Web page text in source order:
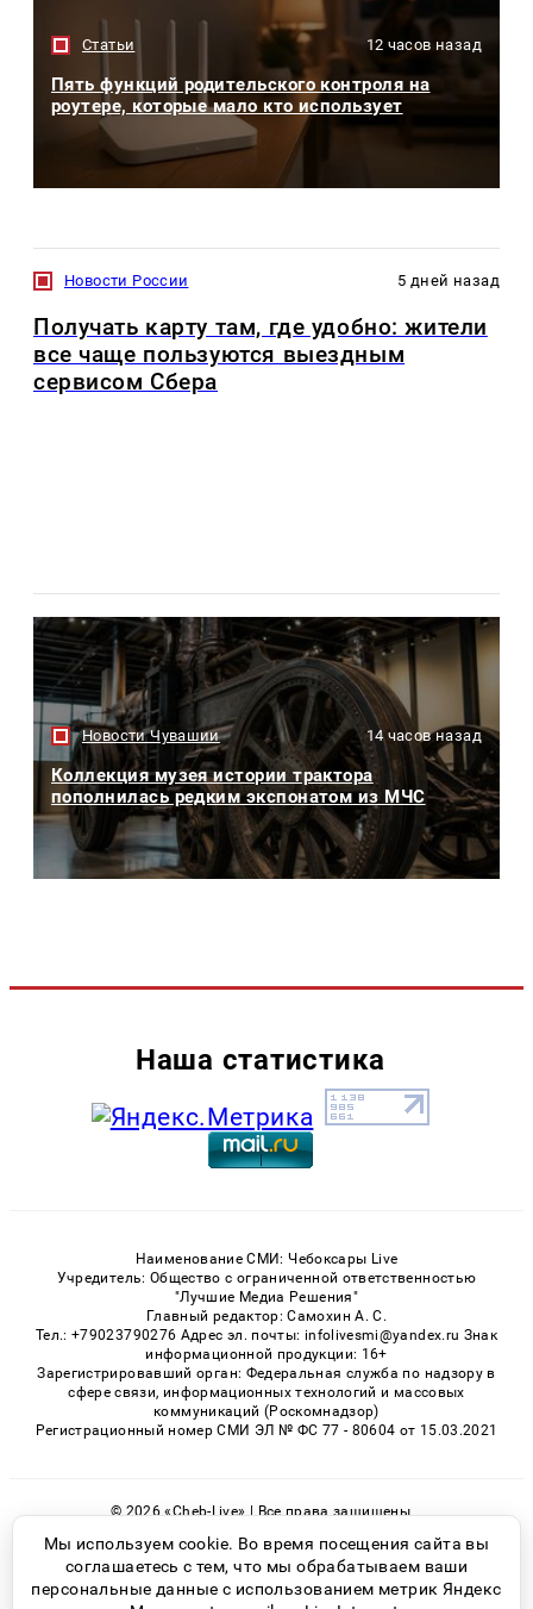
Статьи 12 часов назад
Пять функций родительского контроля на
роутере, которые мало кто использует
Новости России 5 дней назад
Получать карту там, где удобно: жители
все чаще пользуются выездным
сервисом Сбера
Новости Чувашии 14 часов назад
Коллекция музея истории трактора
пополнилась редким экспонатом из МЧС
Наша статистика
Наименование СМИ: Чебоксары Live
Учредитель: Общество с ограниченной ответственностью
"Лучшие Медиа Решения"
Главный редактор: Самохин А. С.
Тел.: +79023790276 Адрес эл. почты: infolivesmi@yandex.ru Знак
информационной продукции: 16+
Зарегистрировавший орган: Федеральная служба по надзору в
сфере связи, информационных технологий и массовых
коммуникаций (Роскомнадзор)
Регистрационный номер СМИ ЭЛ № ФС 77 - 80604 от 15.03.2021
© 2026 «Cheb-Live» | Все права защищены
Возрастная категория сайта 16+
Политика конфиденциальности
Мы используем cookie. Во время посещения сайта вы
соглашаетесь с тем, что мы обрабатываем ваши
персональные данные с использованием метрик Яндекс